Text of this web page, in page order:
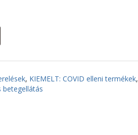
, KIEMELT: COVID elleni termékek,
betegellátás